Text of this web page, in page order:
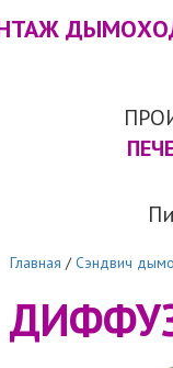
Главная / Сэндвич